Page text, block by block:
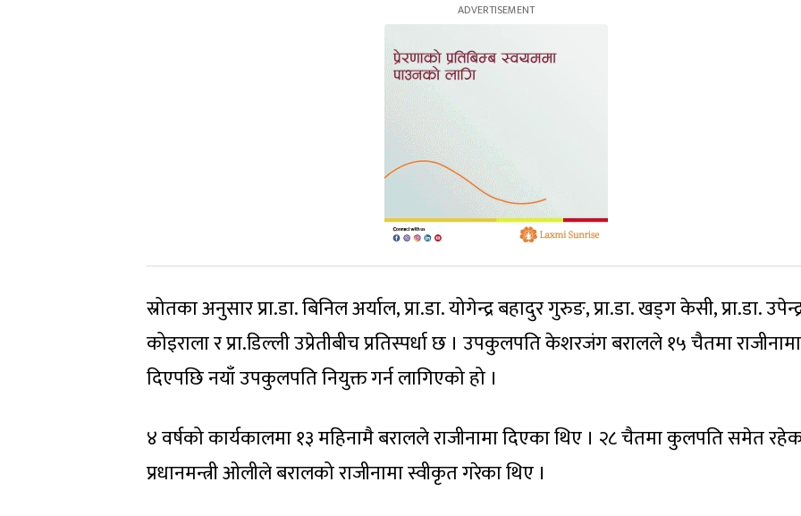
स्रोतका अनुसार प्रा.डा. बिनिल अर्याल, प्रा.डा. योगेन्द्र बहादुर गुरुङ, प्रा.डा. खड्ग केसी, प्रा.डा.
कोइराला र प्रा.डिल्ली उप्रेतीबीच प्रतिस्पर्धा छ । उपकुलपति केशरजंग बरालले १५ चैतमा राजीनामा
दिएपछि नयाँ उपकुलपति नियुक्त गर्न लागिएको हो ।
४ वर्षको कार्यकालमा १३ महिनामै बरालले राजीनामा दिएका थिए । २८ चैतमा कुलपति समेत
प्रधानमन्त्री ओलीले बरालको राजीनामा स्वीकृत गरेका थिए ।